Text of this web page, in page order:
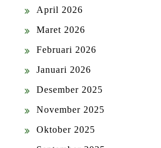
April 2026
Maret 2026
Februari 2026
Januari 2026
Desember 2025
November 2025
Oktober 2025